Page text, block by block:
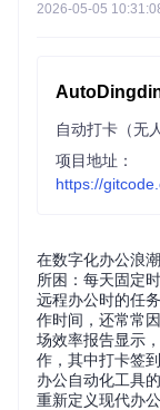
2026-05-05
项目地址：
https://
在数字化办公浪
所困：每天固定
远程办公时的任
作时间，还常常
场效率报告显示
作，其中打卡签
办公自动化工具
重新定义现代办公